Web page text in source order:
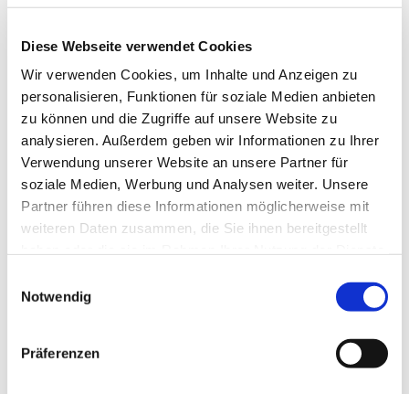
Diese Webseite verwendet Cookies
Wir verwenden Cookies, um Inhalte und Anzeigen zu
personalisieren, Funktionen für soziale Medien anbieten
zu können und die Zugriffe auf unsere Website zu
analysieren. Außerdem geben wir Informationen zu Ihrer
Verwendung unserer Website an unsere Partner für
soziale Medien, Werbung und Analysen weiter. Unsere
Partner führen diese Informationen möglicherweise mit
weiteren Daten zusammen, die Sie ihnen bereitgestellt
Notwendig
Präferenzen